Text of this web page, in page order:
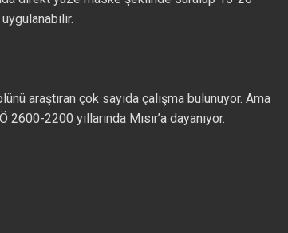
araştıran çok sayıda çalışma bulunuyor. Ama
2600-2200 yıllarında Mısır’a dayanıyor.